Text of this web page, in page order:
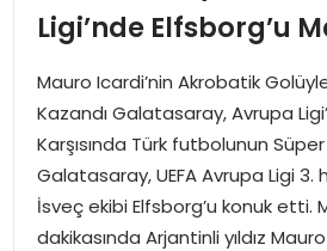
EĞITIM
EKONOMI
MAGAZIN
SAĞLIK
Ligi’nde Elfsborg’u
Mauro Icardi’nin Akrobatik
Kazandı Galatasaray, Avrupa
Karşısında Türk futbolunun
Galatasaray, UEFA Avrupa Ligi
İsveç ekibi Elfsborg’u konuk etti.
dakikasında Arjantinli yıldız